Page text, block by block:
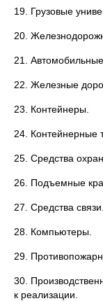
19. Грузовые
20.
21. Автомобильные
22. Железные
23. Контейнеры.
24. Контейнерные
25. Средства
26. Подъемные
27. Средства связи.
28. Компьютеры.
29.
30.
к реализации.